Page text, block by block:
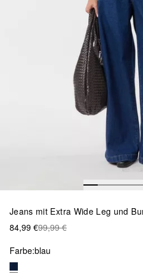
Jeans mit Extra Wide Leg und
84,99 €99,99 €
Farbe:blau